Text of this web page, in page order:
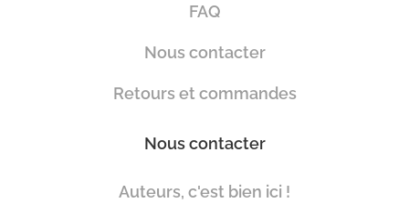
FAQ
Nous contacter
Retours et commandes
Nous contacter
Auteurs, c'est bien ici !